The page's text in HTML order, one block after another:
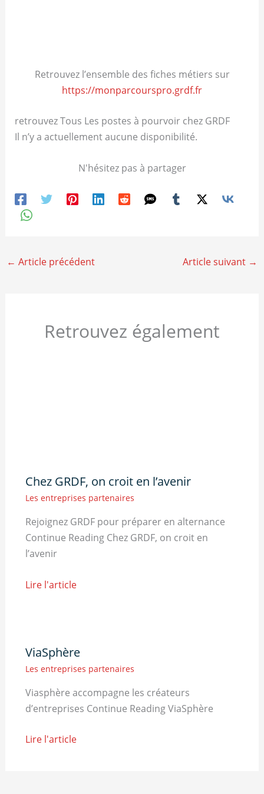
Retrouvez l’ensemble des fiches métiers sur
https://monparcourspro.grdf.fr
retrouvez Tous Les postes à pourvoir chez GRDF
Il n’y a actuellement aucune disponibilité.
N'hésitez pas à partager
← Article précédent Article suivant →
Retrouvez également
Chez GRDF, on croit en l’avenir
Les entreprises partenaires
Rejoignez GRDF pour préparer en alternance
Continue Reading Chez GRDF, on croit en
l’avenir
Lire l'article
ViaSphère
Les entreprises partenaires
Viasphère accompagne les créateurs
d’entreprises Continue Reading ViaSphère
Lire l'article